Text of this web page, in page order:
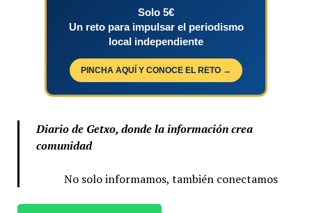
Solo 5€
Un reto para impulsar el periodismo
local independiente
PINCHA AQUÍ Y CONOCE EL RETO →
Diario de Getxo, donde la información crea
comunidad
No solo informamos, también conectamos